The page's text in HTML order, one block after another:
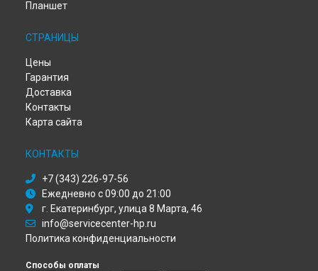
Диагностика ноутбука HP в
Диагностика ноутбука HP в
Диагностика ноутбука HP в
Диагностика ноутбука HP в
Диагностика ноутбука HP в
Планшет
СТРАНИЦЫ
Цены
Гарантия
Доставка
Контакты
Карта сайта
КОНТАКТЫ
+7 (343) 226-97-56
Ежедневно с 09:00 до 21:00
г. Екатеринбург, улица 8 Марта, 46
info@servicecenter-hp.ru
Политика конфиденциальности
Способы оплаты